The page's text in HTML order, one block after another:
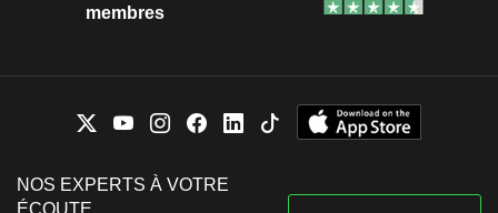
membres
NOS EXPERTS À VOTRE